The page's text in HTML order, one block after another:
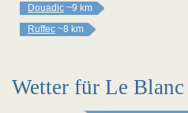
Douadic ~9 km
Ruffec ~8 km
Wetter für Le Blanc